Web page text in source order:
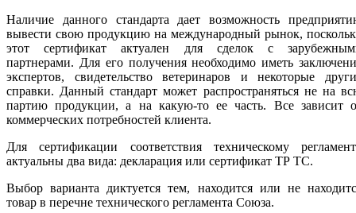
Наличие данного стандарта дает возможность
вывести свою продукцию на международный рынок,
этот сертификат актуален для сделок с
партнерами. Для его получения необходимо иметь
экспертов, свидетельство ветеринаров и некоторые
справки. Данный стандарт может распространяться не на
партию продукции, а на какую-то ее часть. Все зависит
коммерческих потребностей клиента.
Для сертификации соответствия техническому
актуальны два вида: декларация или сертификат ТР ТС.
Выбор варианта диктуется тем, находится или не
товар в перечне технического регламента Союза.